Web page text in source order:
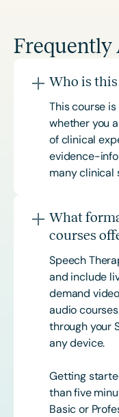
Frequently
Who is
This course is
whether you
of clinical
evidence-
many clinical
What
courses
Speech
and include
demand
audio
through your
any device.
Getting
than five
Basic or